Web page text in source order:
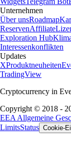
Unternehmen
Über unsRoadmap
ReservenAffiliate
Exploration Hub
Interessenkonflikten
Updates
XProduktneuheiten
TradingView
Cryptocurrency in
Copyright © 2018 -
EEA Allgemeine
LimitsStatus Cookie-